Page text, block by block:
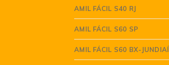
AMIL FÁCIL S40 RJ
AMIL FÁCIL S60 SP
AMIL FÁCIL S60 BX-JUNDIAÍ